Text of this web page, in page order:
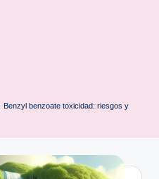
Benzyl benzoate toxicidad: riesgos y